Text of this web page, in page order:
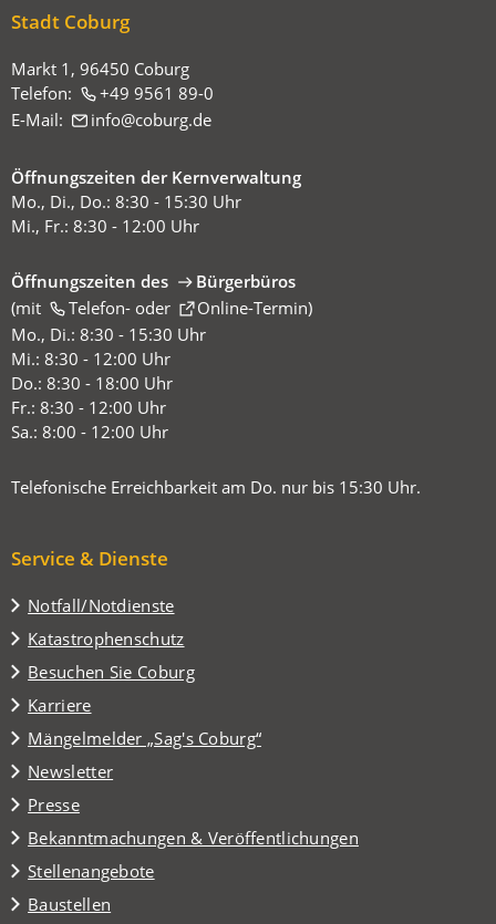
Stadt Coburg
Markt 1, 96450 Coburg
Telefon:
+49 9561 89-0
E-Mail:
info coburg de
Öffnungszeiten der Kernverwaltung
Mo., Di., Do.: 8:30 - 15:30 Uhr
Mi., Fr.: 8:30 - 12:00 Uhr
Öffnungszeiten des
Bürgerbüros
(mit
Telefon-oder Online-Termin
(Öffnet
in
einem
neuen
Tab)
)
Mo., Di.: 8:30 - 15:30 Uhr
Mi.: 8:30 - 12:00 Uhr
Do.: 8:30 - 18:00 Uhr
Fr.: 8:30 - 12:00 Uhr
Sa.: 8:00 - 12:00 Uhr
Telefonische Erreichbarkeit am Do. nur bis 15:30 Uhr.
Service & Dienste
Notfall/Notdienste
Katastrophenschutz
Besuchen Sie Coburg
(Öffnet
in
einem
neuen
Tab)
Karriere
Mängelmelder „Sag's Coburg“
(Öffnet
in
einem
neuen
Tab)
Newsletter
Presse
Bekanntmachungen & Veröffentlichungen
Stellenangebote
Baustellen